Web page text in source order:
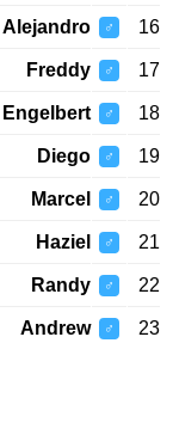
16
♂
Alejandro
17
♂
Freddy
18
♂
Engelbert
19
♂
Diego
20
♂
Marcel
21
♂
Haziel
22
♂
Randy
23
♂
Andrew